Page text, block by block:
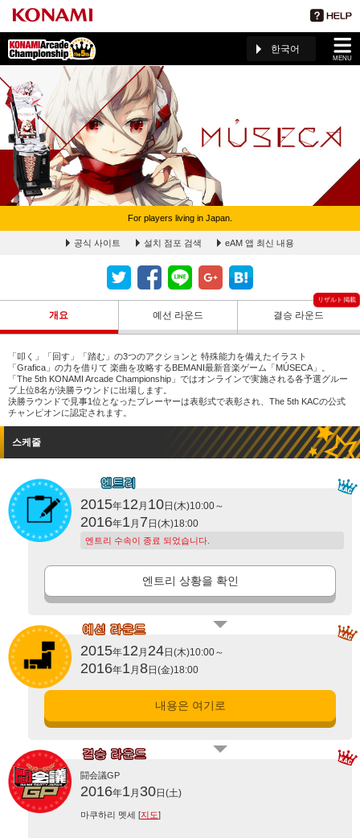
MENU
한국어
MÚSECA ページ(The 5th KAC)
For players living in Japan.
공식 사이트 설치 점포 검색 eAM 앱 최신 내용
개요 예선 라운드 결승 라운드
「叩く」「回す」「踏む」の3つのアクションと 特殊能力を備えたイラスト
「Grafica」の力を借りて 楽曲を攻略するBEMANI最新音楽ゲーム「MÚSECA」。
「The 5th KONAMI Arcade Championship」ではオンラインで実施される各予選グルー
プ上位8名が決勝ラウンドに出場します。
決勝ラウンドで見事1位となったプレーヤーは表彰式で表彰され、The 5th KACの公式
チャンピオンに認定されます。
스케줄
2015年12 月 10日(木)10:00～
2016年1 月 7 日(木)18:00
엔트리 수속이 종료 되었습니다.
엔트리 상황을 확인
2015年12 月 24日(木)10:00～
2016年1 月8日(金)18:00
내용은 여기로
闘会議GP
2016年1 月 30日(土)
마쿠하리 멧세 [지도]